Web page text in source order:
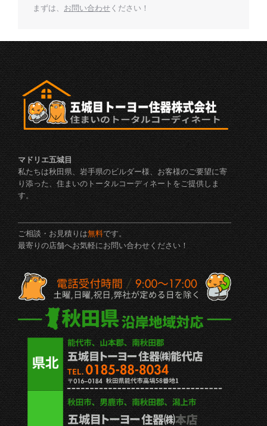
まずは、 お問い合わせ ください！
マドリエ五城目
私たちは秋田県、岩手県のビルダー様、お客様のご要望に寄
り添った、住まいのトータルコーディネートをご提供しま
す。
ご相談・お見積りは無料です。
最寄りの店舗へお気軽にお問い合わせください！